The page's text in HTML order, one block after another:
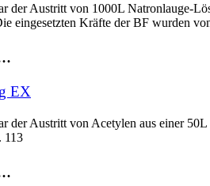
der Austritt von 1000L Natronlauge-
eingesetzten Kräfte der BF wurden
EX
der Austritt von Acetylen aus einer
113